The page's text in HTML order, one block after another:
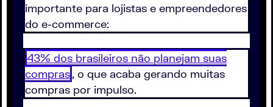
importante para lojistas e empreendedores
do e-commerce:
43% dos brasileiros não planejam suas
compras, o que acaba gerando muitas
compras por impulso.